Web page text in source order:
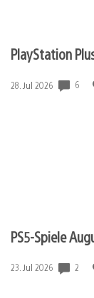
PlayStation
28. Jul 2026 6
PS5-Spiele
23. Jul 2026 2